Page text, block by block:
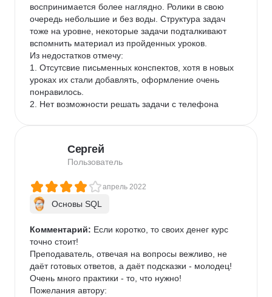
воспринимается более наглядно. Ролики в свою
очередь небольшие и без воды. Структура задач
тоже на уровне, некоторые задачи подталкивают
вспомнить материал из пройденных уроков.
Из недостатков отмечу:
1. Отсутсвие письменных конспектов, хотя в новых
уроках их стали добавлять, оформление очень
понравилось.
2. Нет возможности решать задачи с телефона
Сергей
Пользователь
апрель 2022
Основы SQL
Комментарий: Если коротко, то своих денег курс
точно стоит!
Преподаватель, отвечая на вопросы вежливо, не
даёт готовых ответов, а даёт подсказки - молодец!
Очень много практики - то, что нужно!
Пожелания автору: